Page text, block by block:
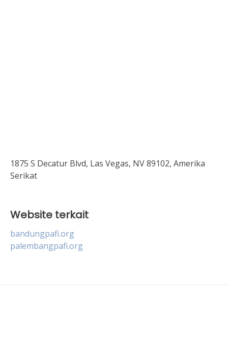
1875 S Decatur Blvd, Las Vegas, NV 89102, Amerika
Serikat
Website terkait
bandungpafi.org
palembangpafi.org